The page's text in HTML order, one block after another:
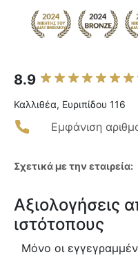
8.9
Καλλιθέα, Ευριπίδου 116
Εμφάνιση
Σχετικά με την εταιρεία:
Αξιολογήσεις
ιστότοπους
Μόνο οι